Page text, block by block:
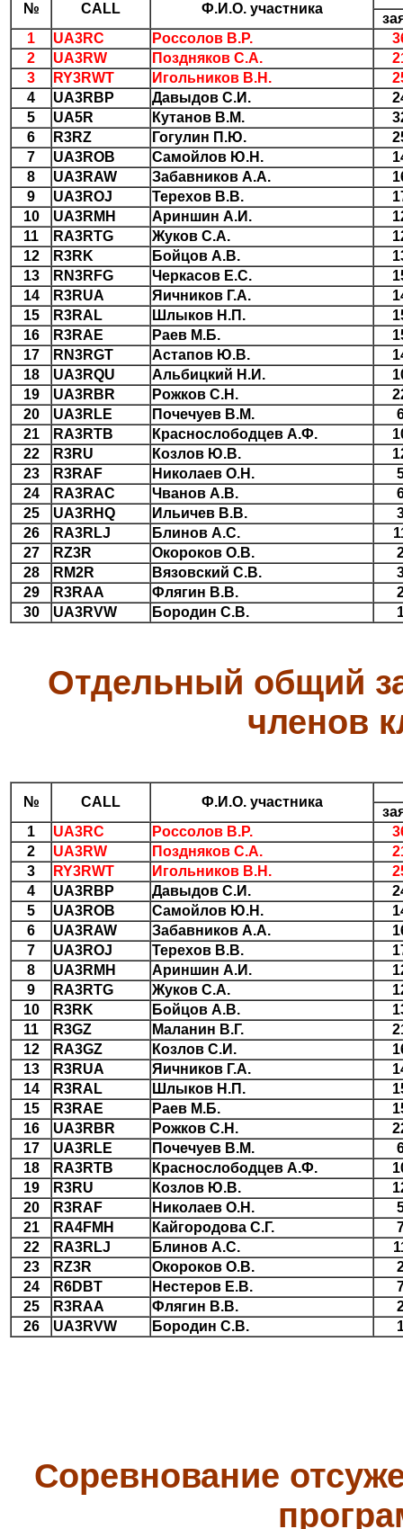
№ CALL Ф.И.О. участника
1
UA3RC Россолов В.Р.
2
UA3RW Поздняков С.А.
3
RY3RWT Игольников В.Н.
4
UA3RBP Давыдов С.И.
5
UA5R Кутанов В.М.
6
R3RZ Гогулин П.Ю.
7
UA3ROB Самойлов Ю.Н.
8
UA3RAW Забавников А.А.
9
UA3ROJ Терехов В.В.
10
UA3RMH Ариншин А.И.
11
RA3RTG Жуков С.А.
12
R3RK Бойцов А.В.
13
RN3RFG Черкасов Е.С.
14
R3RUA Яичников Г.А.
15
R3RAL Шлыков Н.П.
16
R3RAE Раев М.Б.
17
RN3RGT Астапов Ю.В.
18
UA3RQU Альбицкий Н.И.
19
UA3RBR Рожков С.Н.
20
UA3RLE Почечуев В.М.
21
RA3RTB Краснослободцев А.Ф.
22
R3RU Козлов Ю.В.
23
R3RAF Николаев О.Н.
24
RA3RAC Чванов А.В.
25
UA3RHQ Ильичев В.В.
26
RA3RLJ Блинов А.С.
27
RZ3R Окороков О.В.
28
RM2R Вязовский С.В.
29
R3RAA Флягин В.В.
30
UA3RVW Бородин С.В.
Отдельный общий
членов
№ CALL Ф.И.О. участника
1
UA3RC Россолов В.Р.
2
UA3RW Поздняков С.А.
3
RY3RWT Игольников В.Н.
4
UA3RBP Давыдов С.И.
5
UA3ROB Самойлов Ю.Н.
6
UA3RAW Забавников А.А.
7
UA3ROJ Терехов В.В.
8
UA3RMH Ариншин А.И.
9
RA3RTG Жуков С.А.
10
R3RK Бойцов А.В.
11
R3GZ Маланин В.Г.
12
RA3GZ Козлов С.И.
13
R3RUA Яичников Г.А.
14
R3RAL Шлыков Н.П.
15
R3RAE Раев М.Б.
16
UA3RBR Рожков С.Н.
17
UA3RLE Почечуев В.М.
18
RA3RTB Краснослободцев А.Ф.
19
R3RU Козлов Ю.В.
20
R3RAF Николаев О.Н.
21
RA4FMH Кайгородова С.Г.
22
RA3RLJ Блинов А.С.
23
RZ3R Окороков О.В.
24
R6DBT Нестеров Е.В.
25
R3RAA Флягин В.В.
26
UA3RVW Бородин С.В.
Соревнование